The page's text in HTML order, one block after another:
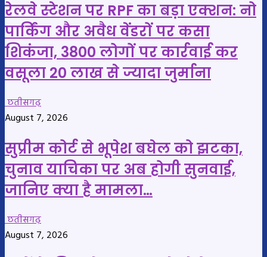
रेलवे स्टेशन पर RPF का बड़ा एक्शन: नो
पार्किंग और अवैध वेंडरों पर कसा
शिकंजा, 3800 लोगों पर कार्रवाई कर
वसूला 20 लाख से ज्यादा जुर्माना
छतीसगढ़
August 7, 2026
सुप्रीम कोर्ट से भूपेश बघेल को झटका,
चुनाव याचिका पर अब होगी सुनवाई,
जानिए क्या है मामला…
छतीसगढ़
August 7, 2026